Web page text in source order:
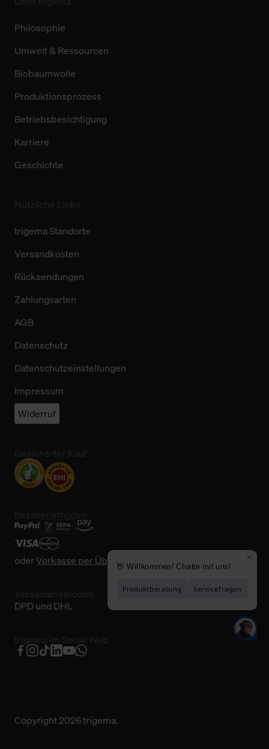
Philosophie
Umwelt & Ressourcen
Biobaumwolle
Produktionsprozess
Betriebsbesichtigung
Karriere
Geschichte
trigema Standorte
Versandkosten
Rücksendungen
Zahlungsarten
AGB
Datenschutz
Datenschutzeinstellungen
Impressum
Widerruf
oderVorkasse per Überweisung
DPD und DHL
Copyright 2026 trigema.